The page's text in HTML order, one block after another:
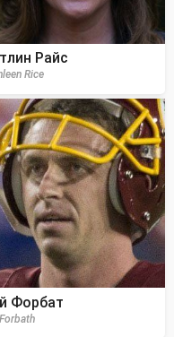
Райс
Rice
Форбат